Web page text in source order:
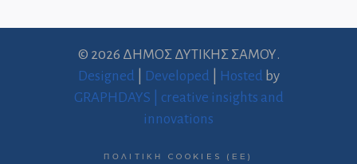
© 2026 ΔΗΜΟΣ ΔΥΤΙΚΗΣ ΣΑΜΟΥ.
Designed
Developed Hosted by
GRAPHDAYS | creative insights and
innovations
ΠΟΛΙΤΙΚΉ COOKIES (ΕΕ)